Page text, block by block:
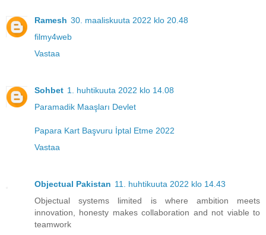
Ramesh 30. maaliskuuta 2022 klo 20.48
filmy4web
Vastaa
Sohbet 1. huhtikuuta 2022 klo 14.08
Paramadik Maaşları Devlet
Papara Kart Başvuru İptal Etme 2022
Vastaa
Objectual Pakistan 11. huhtikuuta 2022 klo 14.43
Objectual systems limited is where ambition meets
innovation, honesty makes collaboration and not viable to
teamwork